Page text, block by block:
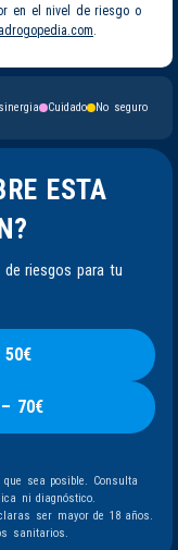
en el nivel de riesgo o
.
Cuidado
No seguro
ESTA
de riesgos para tu
70€
sea posible. Consulta
ni diagnóstico.
ser mayor de 18 años.
sanitarios.